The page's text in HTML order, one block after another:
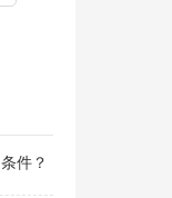
件？